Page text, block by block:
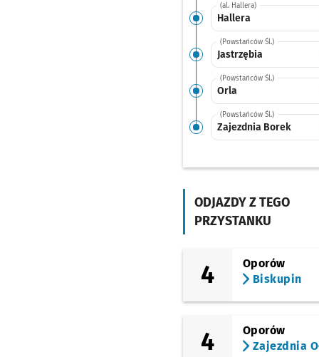
(al. Hallera)
Hallera
(Powstańców Śl.)
Jastrzębia
(Powstańców Śl.)
Orla
(Powstańców Śl.)
Zajezdnia Borek
ODJAZDY Z TEGO
PRZYSTANKU
4
Oporów
Biskupin
4
Oporów
Zajezdnia